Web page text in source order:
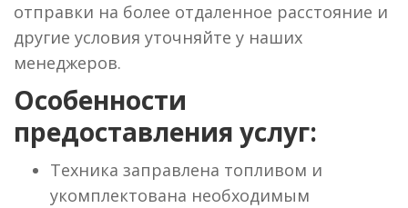
отправки на более отдаленное расстояние и
другие условия уточняйте у наших
менеджеров.
Особенности
предоставления услуг:
Техника заправлена топливом и
укомплектована необходимым